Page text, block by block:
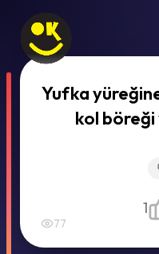
Yufka
kol böreği
77
1